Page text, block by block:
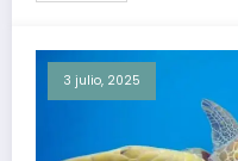
3 julio, 2025